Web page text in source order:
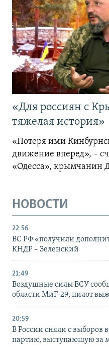
«Для россиян с
тяжелая история»
«Потеря ими
движение вперед», –
«Одесса», крымчанин
НОВОСТИ
22:56
ВС РФ «получили
КНДР – Зеленский
21:49
Воздушные силы ВСУ
области МиГ-29, пилот
20:59
В России сняли с выборов
партию, выступающую за